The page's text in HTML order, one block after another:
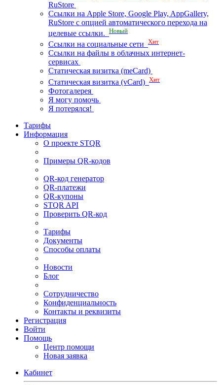
RuStore
Ссылки на Apple Store, Google Play, AppGallery,
RuStore с опцией автоматического перехода на
целевые ссылки. Новый
Ссылки на социальные сети Хит
Ссылки на файлы в облачных интернет-
сервисах
Статическая визитка (meCard)
Статическая визитка (vCard) Хит
Фотогалерея
Я могу помочь
Я потерялся!
Тарифы
Информация
О проекте STQR
Примеры QR-кодов
QR-код генератор
QR-платежи
QR-купоны
STQR API
Проверить QR-код
Тарифы
Документы
Способы оплаты
Новости
Блог
Сотрудничество
Конфиденциальность
Контакты и реквизиты
Регистрация
Войти
Помощь
Центр помощи
Новая заявка
Кабинет